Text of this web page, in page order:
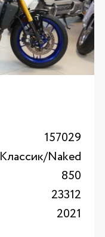
157029
Классик/Naked
850
23312
2021